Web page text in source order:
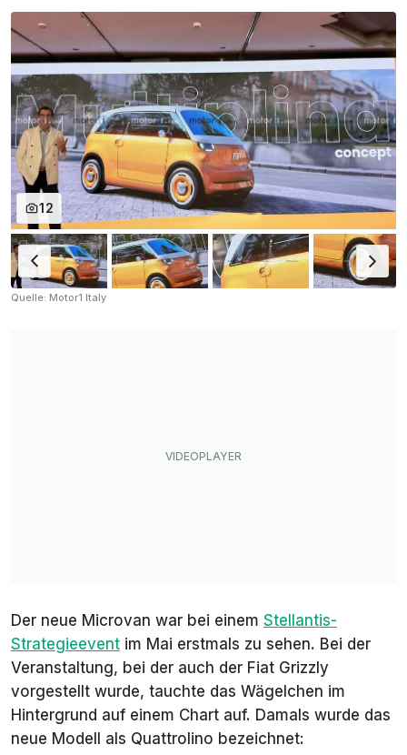
12
Quelle: Motor1 Italy
Der neue Microvan war bei einem Stellantis-
Strategieevent im Mai erstmals zu sehen. Bei der
Veranstaltung, bei der auch der Fiat Grizzly
vorgestellt wurde, tauchte das Wägelchen im
Hintergrund auf einem Chart auf. Damals wurde das
neue Modell als Quattrolino bezeichnet: